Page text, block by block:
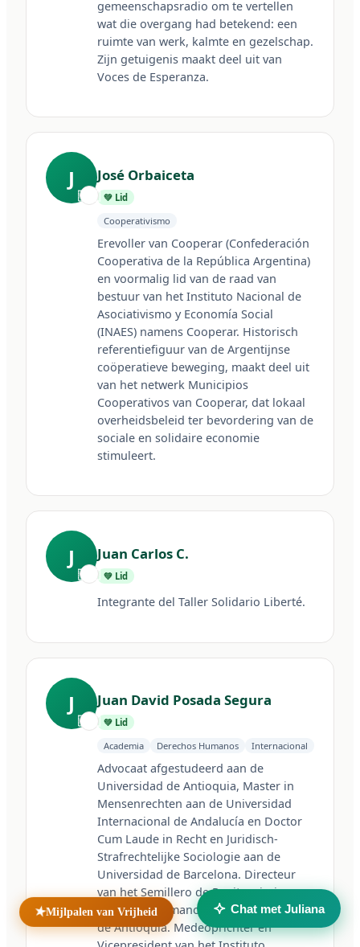
gemeenschapsradio om te vertellen
wat die overgang had betekend: een
ruimte van werk, kalmte en gezelschap.
Zijn getuigenis maakt deel uit van
Voces de Esperanza.
J
🇦🇷
José Orbaiceta
💚 Lid
Cooperativismo
Erevoller van Cooperar (Confederación
Cooperativa de la República Argentina)
en voormalig lid van de raad van
bestuur van het Instituto Nacional de
Asociativismo y Economía Social
(INAES) namens Cooperar. Historisch
referentiefiguur van de Argentijnse
coöperatieve beweging, maakt deel uit
van het netwerk Municipios
Cooperativos van Cooperar, dat lokaal
overheidsbeleid ter bevordering van de
sociale en solidaire economie
stimuleert.
J
🇦🇷
Juan Carlos C.
💚 Lid
Integrante del Taller Solidario Liberté.
J
🇨🇴
Juan David Posada Segura
💚 Lid
Academia
Derechos Humanos Internacional
Advocaat afgestudeerd aan de
Universidad de Antioquia, Master in
Mensenrechten aan de Universidad
Internacional de Andalucía en Doctor
Cum Laude in Recht en Juridisch-
Strafrechtelijke Sociologie aan de
Universidad de Barcelona. Directeur
van het Semillero de Penitenciario y
Derechos Humanos van de Universidad
de Antioquia. Medeoprichter en
Navigatie
Home
Nieuws
Unidad Penal N.° 15 — Batán
Mar del Plata, Buenos Aires
Taller Solidario Liberté
Universidad Liberté
© 2026 Cooperativa de Trabajo Liberté Ltda. Alle rechten
voorbehouden.
Ontwikkeld doorverumax.com
★Mijlpalen van Vrijheid Chat met Juliana